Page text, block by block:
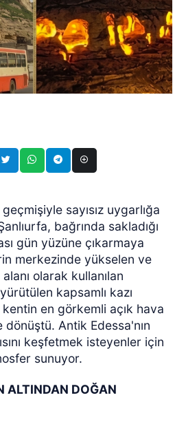
sayısız uygarlığa
bağrında sakladığı
gün yüzüne çıkarmaya
merkezinde yükselen ve
olarak kullanılan
kapsamlı kazı
kentin en görkemli açık hava
Antik Edessa'nın
keşfetmek isteyenler için
sunuyor.
ALTINDAN DOĞAN